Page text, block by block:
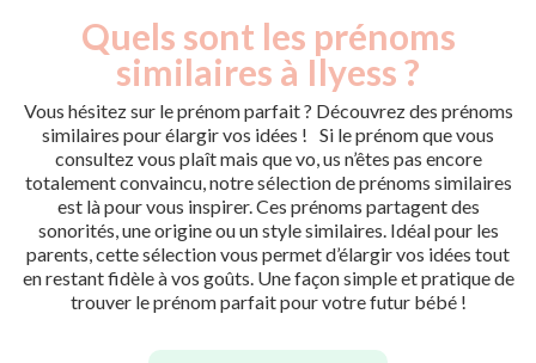
Quels sont les prénoms
similaires à Ilyess ?
Vous hésitez sur le prénom parfait ? Découvrez des prénoms
similaires pour élargir vos idées ! Si le prénom que vous
consultez vous plaît mais que vo, us n’êtes pas encore
totalement convaincu, notre sélection de prénoms similaires
est là pour vous inspirer. Ces prénoms partagent des
sonorités, une origine ou un style similaires. Idéal pour les
parents, cette sélection vous permet d’élargir vos idées tout
en restant fidèle à vos goûts. Une façon simple et pratique de
trouver le prénom parfait pour votre futur bébé !